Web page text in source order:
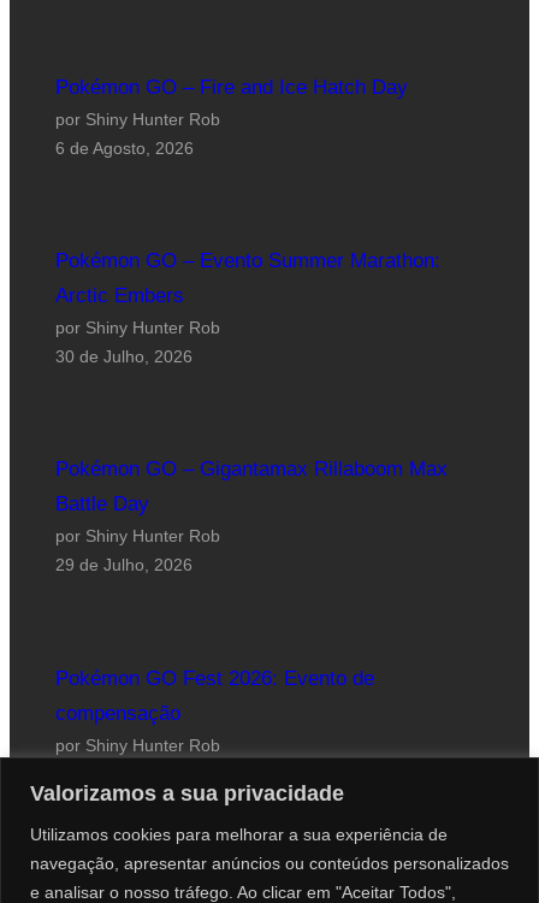
Valorizamos a sua privacidade
Utilizamos cookies para melhorar a sua experiência de
navegação, apresentar anúncios ou conteúdos personalizados
e analisar o nosso tráfego. Ao clicar em "Aceitar Todos",
Pokémon GO – Fire and Ice Hatch Day
por Shiny Hunter Rob
6 de Agosto, 2026
Pokémon GO – Evento Summer Marathon:
Arctic Embers
por Shiny Hunter Rob
30 de Julho, 2026
Pokémon GO – Gigantamax Rillaboom Max
Battle Day
por Shiny Hunter Rob
29 de Julho, 2026
Pokémon GO Fest 2026: Evento de
compensação
por Shiny Hunter Rob